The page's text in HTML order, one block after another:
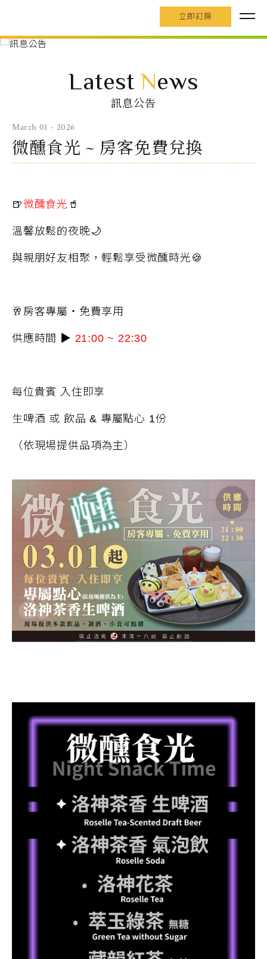
立即訂房
Latest News
訊息公告
March 01 - 2026
微醺食光 ~ 房客免費兌換
🍺 微醺食光 🥤
溫馨放鬆的夜晚🌙
與親朋好友相聚，輕鬆享受微醺時光🍪
🥂房客專屬・免費享用
供應時間 ▶ 21:00 ~ 22:30
每位貴賓 入住即享
生啤酒 或 飲品 & 專屬點心 1份
（依現場提供品項為主）